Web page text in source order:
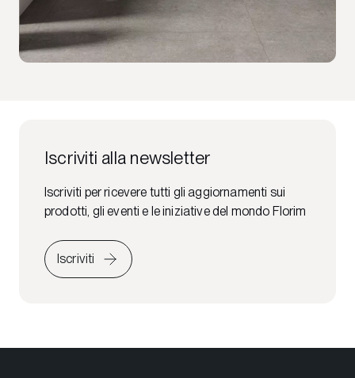
Iscriviti alla newsletter
Iscriviti per ricevere tutti gli aggiornamenti sui
prodotti, gli eventi e le iniziative del mondo Florim
Iscriviti